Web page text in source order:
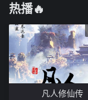
热播🔥
凡人修仙传